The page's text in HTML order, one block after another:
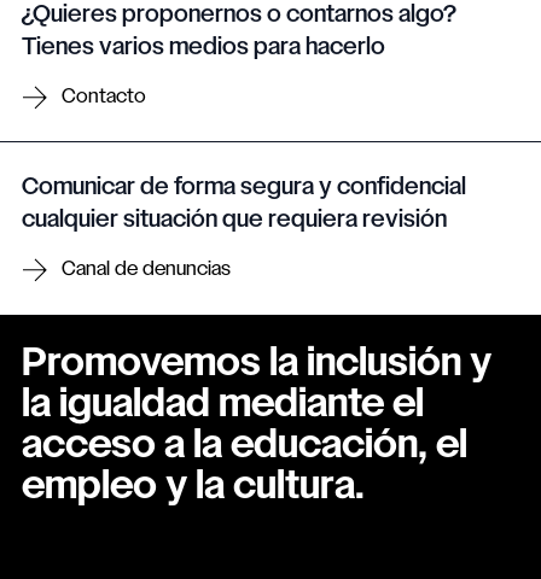
¿Quieres proponernos o contarnos algo?
Tienes varios medios para hacerlo
Contacto
Comunicar de forma segura y confidencial
cualquier situación que requiera revisión
Canal de denuncias
Promovemos la inclusión y
la igualdad mediante el
acceso a la educación, el
empleo y la cultura.